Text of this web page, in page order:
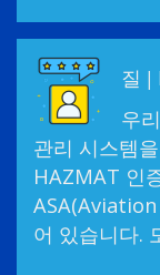
질 |
우
관리 시스템
HAZMAT 인
어 있습니다.